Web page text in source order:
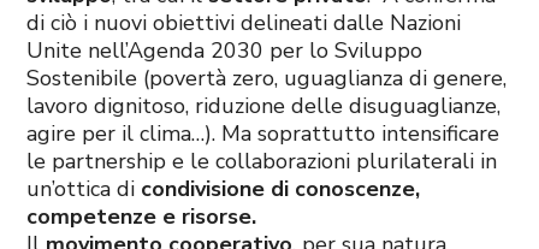
di ciò i nuovi obiettivi delineati dalle Nazioni
Unite nell’Agenda 2030 per lo Sviluppo
Sostenibile (povertà zero, uguaglianza di genere,
lavoro dignitoso, riduzione delle disuguaglianze,
agire per il clima…). Ma soprattutto intensificare
le partnership e le collaborazioni plurilaterali in
un’ottica di condivisione di conoscenze,
competenze e risorse.